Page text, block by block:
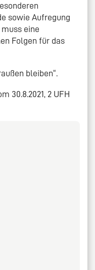
sowie Aufregung
eine
Folgen für das
bleiben“.
30.8.2021, 2 UFH